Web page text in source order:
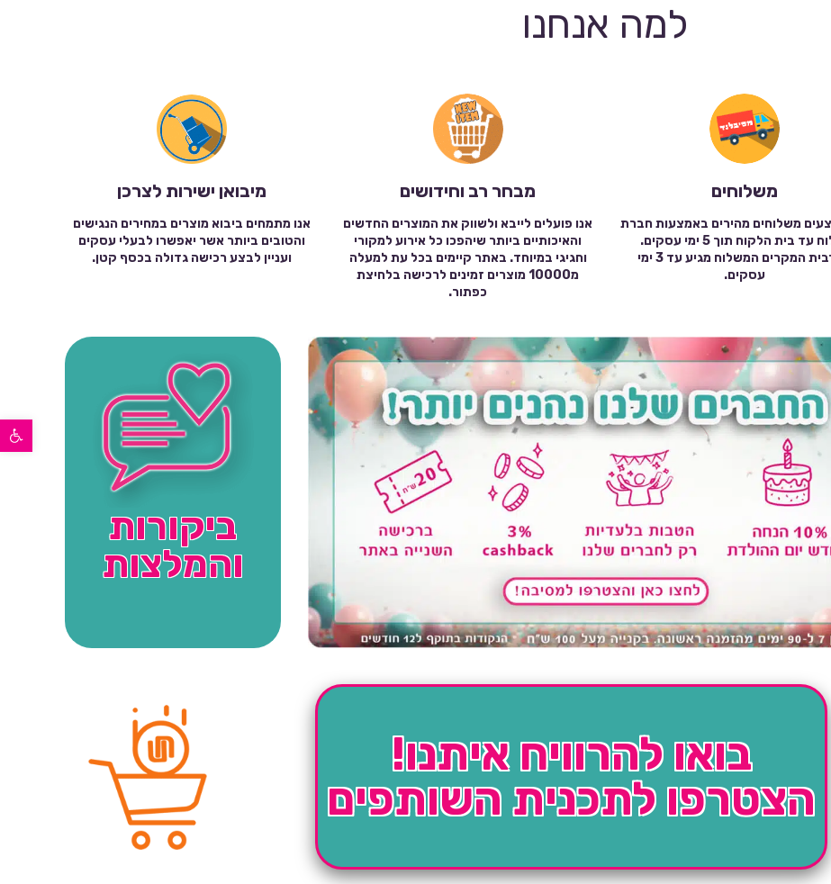
פתח סרגל נגישות
למה אנחנו
משלוחים
משלוחים מהירים באמצעות חברת
שילוח עד בית הלקוח תוך 5 ימי עסקים.
במרבית המקרים המשלוח מגיע עד 3 ימי
עסקים.
מבחר רב וחידושים
אנו פועלים לייבא ולשווק את המוצרים החדשים
והאיכותיים ביותר שיהפכו כל אירוע למקורי
וחגיגי במיוחד. באתר קיימים בכל עת למעלה
מ10000 מוצרים זמינים לרכישה בלחיצת
כפתור.
מיבואן ישירות לצרכן
אנו מתמחים ביבוא מוצרים במחירים הנגישים
והטובים ביותר אשר יאפשרו לבעלי עסקים
ועניין לבצע רכישה גדולה בכסף קטן.
ביקורות
והמלצות
בואו להרוויח איתנו!
הצטרפו לתכנית השותפים